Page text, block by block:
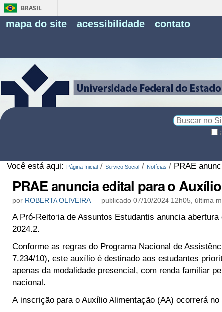
BRASIL
mapa do site acessibilidade contato
Você está aqui: Página Inicial / Serviço Social / Notícias / PRAE
PRAE anuncia edital para o
por ROBERTA OLIVEIRA— publicado07/10/2024 12h05, última
A Pró-Reitoria de Assuntos Estudantis anuncia
2024.2.
Conforme as regras do Programa Nacional de
7.234/10), este auxílio é destinado aos estudantes
apenas da modalidade presencial, com renda familiar
nacional.
A inscrição para o Auxílio Alimentação (AA) ocorrerá